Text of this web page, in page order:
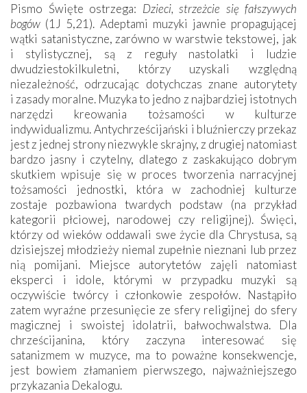
Pismo Święte ostrzega: Dzieci, strzeżcie się fałszywych
bogów (1J 5,21). Adeptami muzyki jawnie ­propagującej
wątki satanistyczne, zarówno w warstwie tekstowej, jak
i stylistycznej, są z reguły nastolatki i ludzie
dwudziestokilkuletni, którzy uzyskali względną
niezależność, odrzucając dotychczas znane autorytety
i zasady moralne. Muzyka to jedno z najbardziej istotnych
narzędzi kreowania tożsamości w kulturze
indywidualizmu. Antychrześcijański i bluźnierczy przekaz
jest z jednej strony niezwykle skrajny, z drugiej natomiast
bardzo jasny i czytelny, dlatego z zaskakująco dobrym
skutkiem wpisuje się w proces tworzenia narracyjnej
tożsamości jednostki, która w zachodniej kulturze
zostaje pozbawiona twardych podstaw (na przykład
kategorii płciowej, narodowej czy religijnej). Święci,
którzy od wieków oddawali swe życie dla Chrystusa, są
dzisiejszej młodzieży niemal zupełnie nieznani lub przez
nią pomijani. Miejsce autorytetów zajęli natomiast
eksperci i idole, którymi w przypadku muzyki są
oczywiście twórcy i członkowie zespołów. Nastąpiło
zatem wyraźne przesunięcie ze sfery religijnej do sfery
magicznej i swoistej idolatrii, bałwochwalstwa. Dla
chrześcijanina, który zaczyna interesować się
satanizmem w muzyce, ma to poważne konsekwencje,
jest bowiem złamaniem pierwszego, najważniejszego
przykazania Dekalogu.